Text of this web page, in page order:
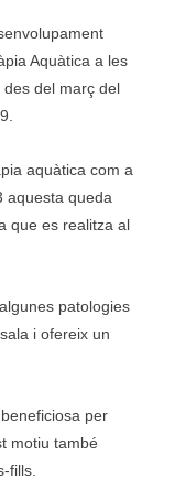
Aquàtica a les
del març del
aquàtica com a
aquesta queda
que es realitza al
patologies
i ofereix un
per
motiu també
fills.